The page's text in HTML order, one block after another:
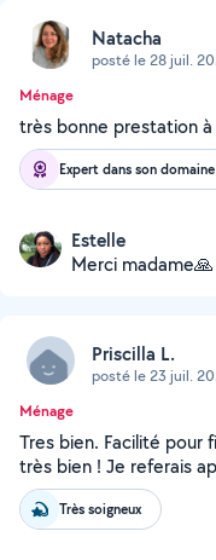
Natacha
posté le 28 juil.
Ménage
très bonne prestation
Expert dans son domaine
Estelle
Merci madame🙏
Priscilla L.
posté le 23 juil.
Ménage
Tres bien. Facilité pour
très bien ! Je referais
Très soigneux